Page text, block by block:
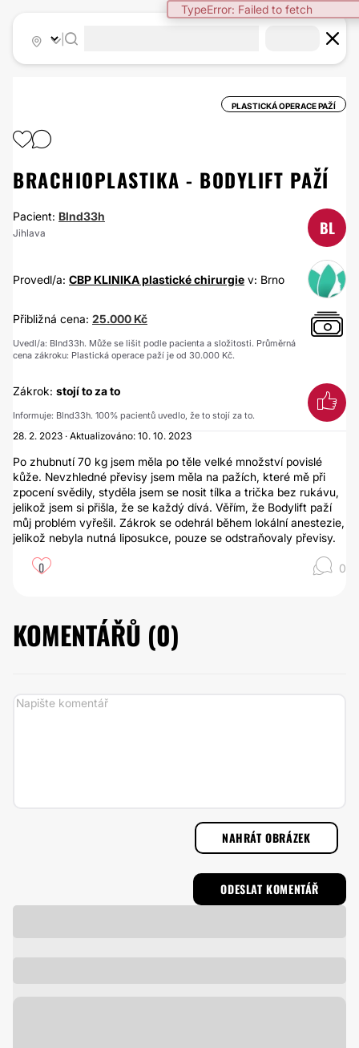
TypeError: Failed to fetch
PLASTICKÁ OPERACE PAŽÍ
BRACHIOPLASTIKA - BODYLIFT PAŽÍ
Pacient: Blnd33h
Jihlava BL
Provedl/a: CBP KLINIKA plastické chirurgie v: Brno
Přibližná cena: 25.000 Kč
Uvedl/a: Blnd33h. Může se lišit podle pacienta a složitosti. Průměrná
cena zákroku: Plastická operace paží je od 30.000 Kč.
Zákrok: stojí to za to
Informuje: Blnd33h. 100% pacientů uvedlo, že to stojí za to.
28. 2. 2023 · Aktualizováno: 10. 10. 2023
Po zhubnutí 70 kg jsem měla po těle velké množství povislé
kůže. Nevzhledné převisy jsem měla na pažích, které mě při
zpocení svědily, styděla jsem se nosit tílka a trička bez rukávu,
jelikož jsem si přišla, že se každý dívá. Věřím, že Bodylift paží
můj problém vyřešil. Zákrok se odehrál během lokální anestezie,
jelikož nebyla nutná liposukce, pouze se odstraňovaly převisy.
0 0
KOMENTÁŘŮ (0)
NAHRÁT OBRÁZEK